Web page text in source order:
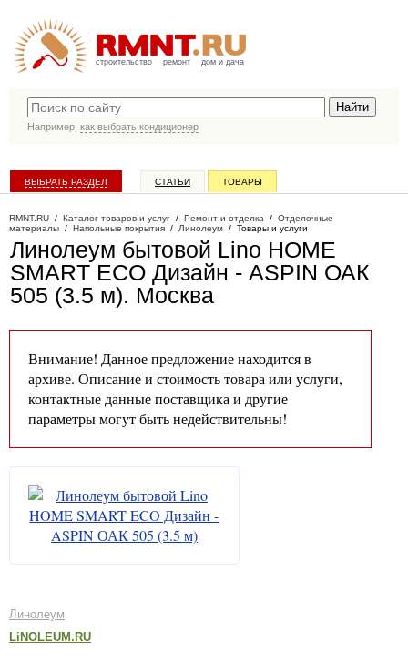
строительство ремонт дом и дача
Например, как выбрать кондиционер
ВЫБРАТЬ РАЗДЕЛ СТАТЬИ ТОВАРЫ
RMNT.RU / Каталог товаров и услуг / Ремонт и отделка / Отделочные
материалы / Напольные покрытия / Линолеум / Товары и услуги
Линолеум бытовой Lino HOME
SMART ECO Дизайн - ASPIN ОАК
505 (3.5 м). Москва
Внимание! Данное предложение находится в
архиве. Описание и стоимость товара или услуги,
контактные данные поставщика и другие
параметры могут быть недействительны!
Линолеум
LiNOLEUM.RU